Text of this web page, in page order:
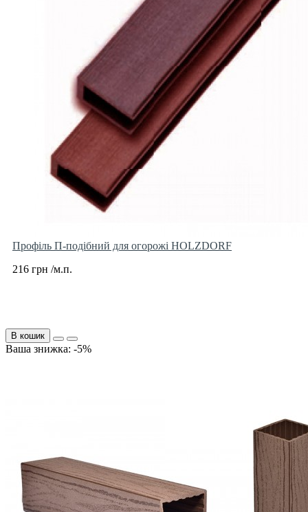
Профіль П-подібний для огорожі HOLZDORF
216 грн /м.п.
В кошик
Ваша знижка: -5%